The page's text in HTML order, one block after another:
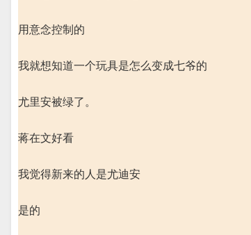
用意念控制的
我就想知道一个玩具是怎么变成七爷的
尤里安被绿了。
蒋在文好看
我觉得新来的人是尤迪安
是的